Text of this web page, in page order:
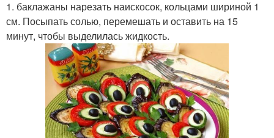
1. баклажаны нарезать наискосок, кольцами шириной 1
см. Посыпать солью, перемешать и оставить на 15
минут, чтобы выделилась жидкость.